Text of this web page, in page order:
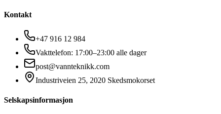
Kontakt
+47 916 12 984
Vakttelefon: 17:00–23:00 alle dager
post@vannteknikk.com
Industriveien 25, 2020 Skedsmokorset
Selskapsinformasjon